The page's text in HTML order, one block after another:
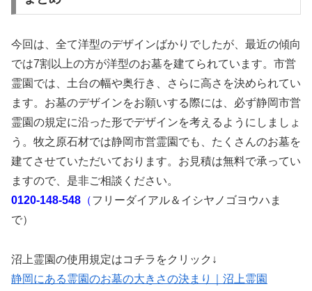
今回は、全て洋型のデザインばかりでしたが、最近の傾向
では7割以上の方が洋型のお墓を建てられています。市営
霊園では、土台の幅や奥行き、さらに高さを決められてい
ます。お墓のデザインをお願いする際には、必ず静岡市営
霊園の規定に沿った形でデザインを考えるようにしましょ
う。牧之原石材では静岡市営霊園でも、たくさんのお墓を
建てさせていただいております。お見積は無料で承ってい
ますので、是非ご相談ください。
0120-148-548 （フリーダイアル＆イシヤノゴヨウハま
で）
沼上霊園の使用規定はコチラをクリック↓
静岡にある霊園のお墓の大きさの決まり｜沼上霊園